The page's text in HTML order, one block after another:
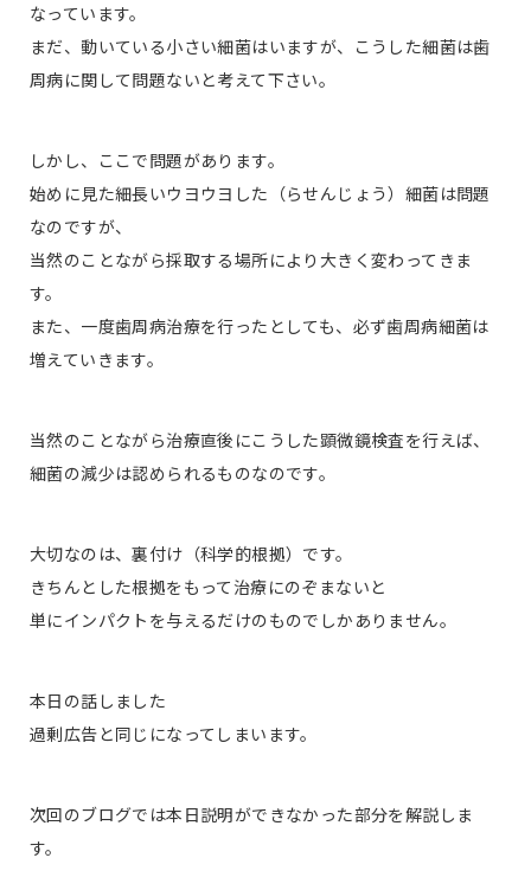
なっています。
まだ、動いている小さい細菌はいますが、こうした細菌は歯
周病に関して問題ないと考えて下さい。
しかし、ここで問題があります。
始めに見た細長いウヨウヨした（らせんじょう）細菌は問題
なのですが、
当然のことながら採取する場所により大きく変わってきま
す。
また、一度歯周病治療を行ったとしても、必ず歯周病細菌は
増えていきます。
当然のことながら治療直後にこうした顕微鏡検査を行えば、
細菌の減少は認められるものなのです。
大切なのは、裏付け（科学的根拠）です。
きちんとした根拠をもって治療にのぞまないと
単にインパクトを与えるだけのものでしかありません。
本日の話しました
過剰広告と同じになってしまいます。
次回のブログでは本日説明ができなかった部分を解説しま
す。